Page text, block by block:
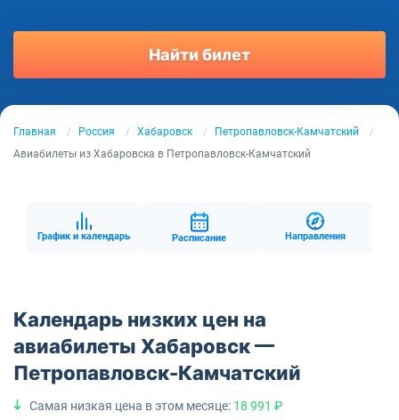
Найти билет
Главная Россия Хабаровск
Петропавловск-Камчатский
Авиабилеты из Хабаровска в Петропавловск-Камчатский
График и календарь Расписание Направления
Календарь низких цен на
авиабилеты Хабаровск —
Петропавловск-Камчатский
Самая низкая цена в этом месяце: 18 991 ₽